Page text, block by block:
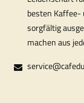
besten Kaffee-
sorgfältig
machen aus